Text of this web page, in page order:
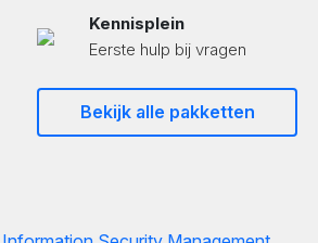
Kennisplein
Eerste hulp bij vragen
Bekijk alle pakketten